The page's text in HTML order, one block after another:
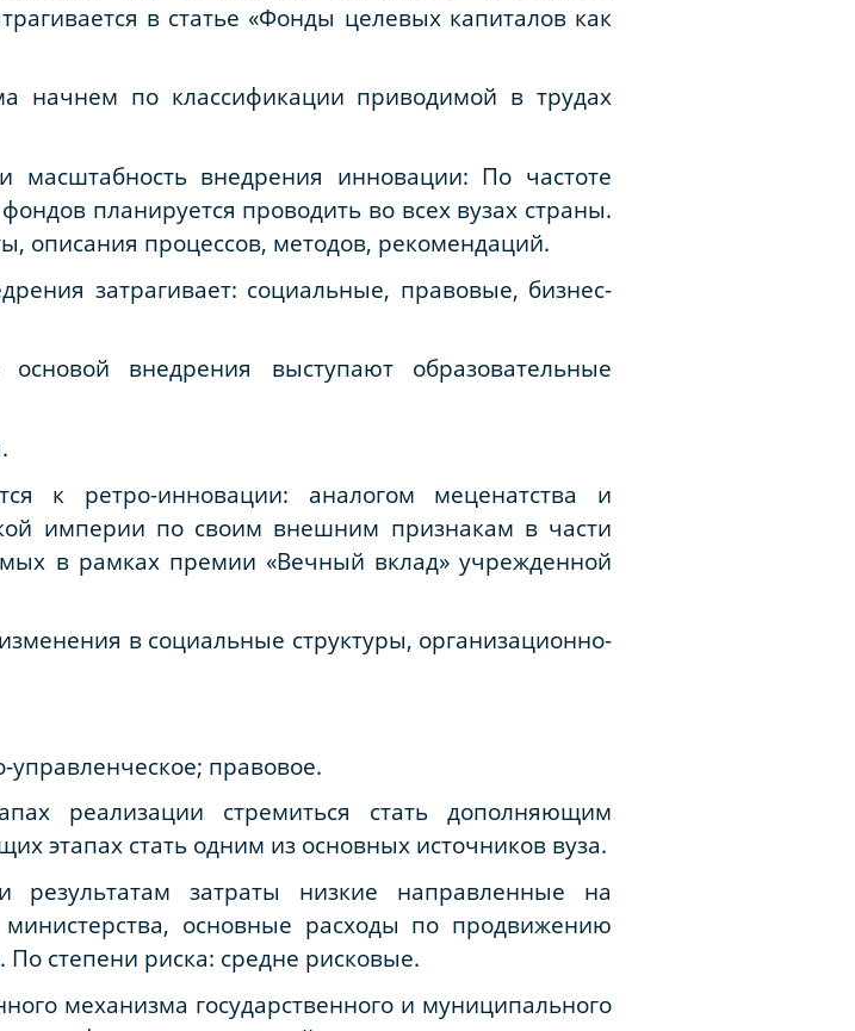
в статье «Фонды целевых капиталов как
начнем по классификации приводимой в трудах
масштабность внедрения инновации: По частоте
планируется проводить во всех вузах страны.
описания процессов, методов, рекомендаций.
затрагивает: социальные, правовые, бизнес-
внедрения выступают образовательные
к ретро-инновации: аналогом меценатства и
империи по своим внешним признакам в части
в рамках премии «Вечный вклад» учрежденной
в социальные структуры, организационно-
правовое.
реализации стремиться стать дополняющим
этапах стать одним из основных источников вуза.
затраты низкие направленные на
основные расходы по продвижению
степени риска: средне рисковые.
механизма государственного и муниципального